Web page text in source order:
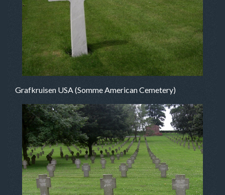
Grafkruisen USA (Somme American Cemetery)